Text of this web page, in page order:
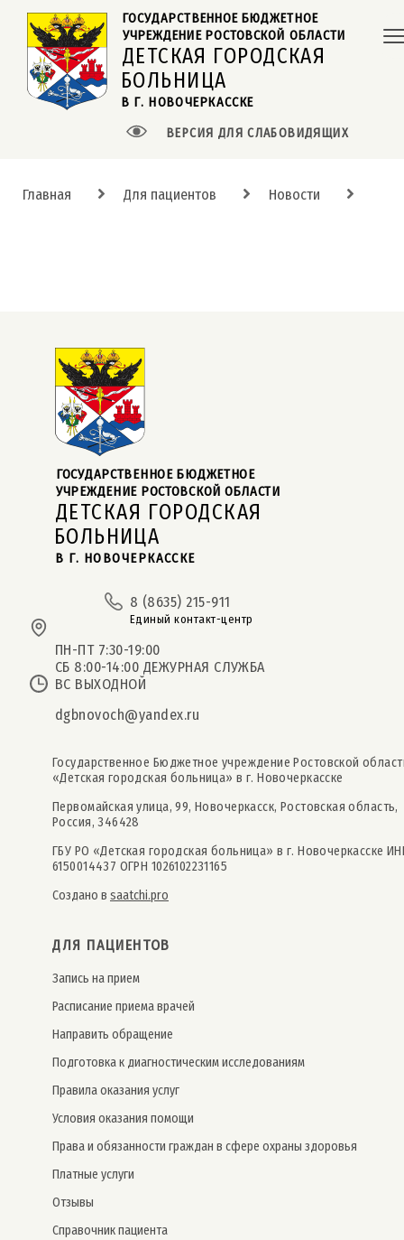
ДЕТСКАЯ ГОРОДСКАЯ
В Г. НОВОЧЕРКАССКЕ
ГОСУДАРСТВЕННОЕ БЮДЖЕТНОЕ
УЧРЕЖДЕНИЕ РОСТОВСКОЙ ОБЛАСТИ
БОЛЬНИЦА
ВЕРСИЯ ДЛЯ СЛАБОВИДЯЩИХ
Главная Для пациентов Новости
ДЕТСКАЯ ГОРОДСКАЯ
В Г. НОВОЧЕРКАССКЕ
ГОСУДАРСТВЕННОЕ БЮДЖЕТНОЕ
УЧРЕЖДЕНИЕ РОСТОВСКОЙ ОБЛАСТИ
БОЛЬНИЦА
8 (8635) 215-911
Единый контакт-центр
ПН-ПТ 7:30-19:00
СБ 8:00-14:00 ДЕЖУРНАЯ СЛУЖБА
ВС ВЫХОДНОЙ
dgbnovoch@yandex.ru
Государственное Бюджетное учреждение Ростовской
«Детская городская больница» в г. Новочеркасске
Первомайская улица, 99, Новочеркасск, Ростовская область,
Россия, 346428
ГБУ РО «Детская городская больница» в г. Новочеркасске
6150014437 ОГРН 1026102231165
Создано в saatchi.pro
ДЛЯ ПАЦИЕНТОВ
Запись на прием
Расписание приема врачей
Направить обращение
Подготовка к диагностическим исследованиям
Правила оказания услуг
Условия оказания помощи
Права и обязанности граждан в сфере охраны здоровья
Платные услуги
Отзывы
Справочник пациента